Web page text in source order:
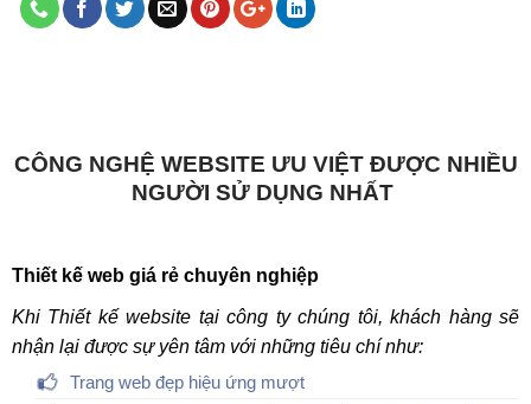
CÔNG NGHỆ WEBSITE ƯU VIỆT ĐƯỢC NHIỀU
NGƯỜI SỬ DỤNG NHẤT
Thiết kế web giá rẻ chuyên nghiệp
Khi Thiết kế website tại công ty chúng tôi, khách hàng sẽ
nhận lại được sự yên tâm với những tiêu chí như:
Trang web đẹp hiệu ứng mượt